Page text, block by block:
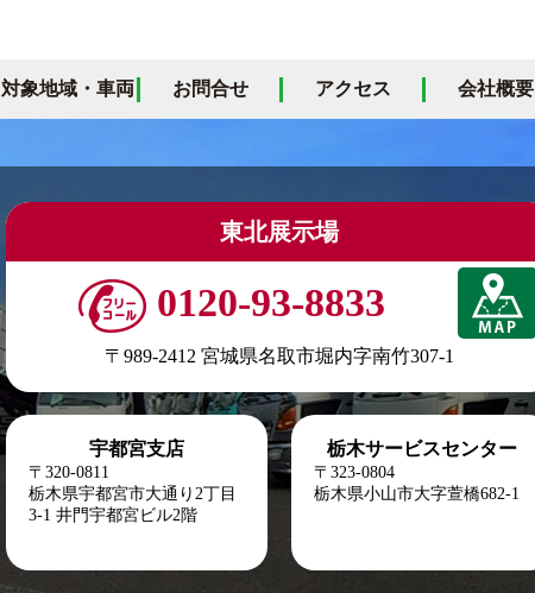
対象地域・車両 お問合せ アクセス 会社概要
東北展示場
0120-93-8833
〒989-2412 宮城県名取市堀内字南竹307-1
宇都宮支店
〒320-0811
栃木県宇都宮市大通り2丁目
3-1 井門宇都宮ビル2階
栃木サービスセンター
〒323-0804
栃木県小山市大字萱橋682-1